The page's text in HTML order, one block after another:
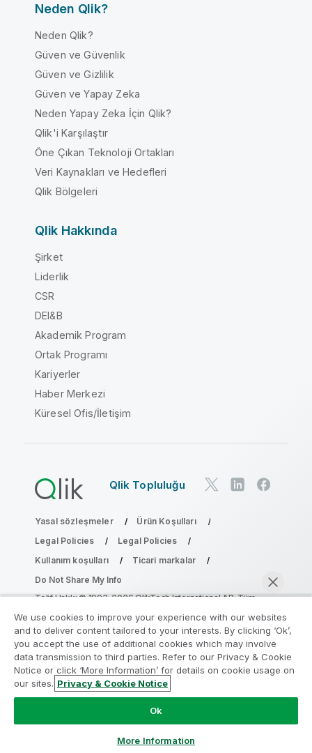
Şimdi sohbet et
Neden Qlik?
Neden Qlik?
Güven ve Güvenlik
Güven ve Gizlilik
Güven ve Yapay Zeka
Neden Yapay Zeka İçin Qlik?
Qlik'i Karşılaştır
Öne Çıkan Teknoloji Ortakları
Veri Kaynakları ve Hedefleri
Qlik Bölgeleri
Qlik Hakkında
Şirket
Liderlik
CSR
DEI&B
Akademik Program
Ortak Programı
Kariyerler
Haber Merkezi
Küresel Ofis/İletişim
Qlik Topluluğu
Yasal sözleşmeler
Ürün Koşulları
Legal Policies
Legal Policies
Kullanım koşulları
Ticari markalar
Do Not Share My Info
Telif Hakkı © 1993-2026 QlikTech International AB. Tüm
Analiz Modernleştirme Programına katılın
Analiz Modernleştirme Programı ile değerli QlikView
uygulamalarınızı ödün vermeden modernleştirin.
ulaşmak
ampquestions@qlik.com
We use cookies to improve your experience with our websites
and to deliver content tailored to your interests. By clicking ‘Ok’,
you accept the use of additional cookies which may involve
data transmission to third parties. Refer to our Privacy & Cookie
Notice or click ‘More Information’ for details on cookie usage on
our sites. Privacy & Cookie Notice
Ok
More Information